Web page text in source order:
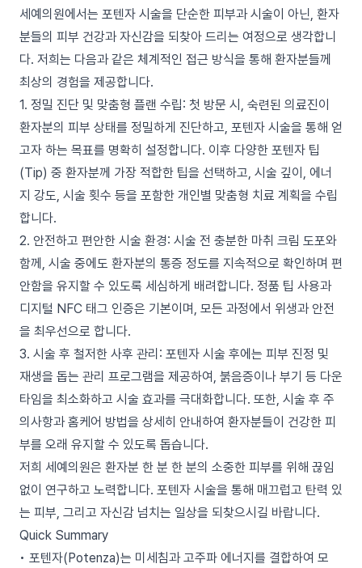
세예의원에서는 포텐자 시술을 단순한 피부과 시술이 아닌, 환자
분들의 피부 건강과 자신감을 되찾아 드리는 여정으로 생각합니
다. 저희는 다음과 같은 체계적인 접근 방식을 통해 환자분들께
최상의 경험을 제공합니다.
1. 정밀 진단 및 맞춤형 플랜 수립: 첫 방문 시, 숙련된 의료진이
환자분의 피부 상태를 정밀하게 진단하고, 포텐자 시술을 통해 얻
고자 하는 목표를 명확히 설정합니다. 이후 다양한 포텐자 팁
(Tip) 중 환자분께 가장 적합한 팁을 선택하고, 시술 깊이, 에너
지 강도, 시술 횟수 등을 포함한 개인별 맞춤형 치료 계획을 수립
합니다.
2. 안전하고 편안한 시술 환경: 시술 전 충분한 마취 크림 도포와
함께, 시술 중에도 환자분의 통증 정도를 지속적으로 확인하며 편
안함을 유지할 수 있도록 세심하게 배려합니다. 정품 팁 사용과
디지털 NFC 태그 인증은 기본이며, 모든 과정에서 위생과 안전
을 최우선으로 합니다.
3. 시술 후 철저한 사후 관리: 포텐자 시술 후에는 피부 진정 및
재생을 돕는 관리 프로그램을 제공하여, 붉음증이나 부기 등 다운
타임을 최소화하고 시술 효과를 극대화합니다. 또한, 시술 후 주
의사항과 홈케어 방법을 상세히 안내하여 환자분들이 건강한 피
부를 오래 유지할 수 있도록 돕습니다.
저희 세예의원은 환자분 한 분 한 분의 소중한 피부를 위해 끊임
없이 연구하고 노력합니다. 포텐자 시술을 통해 매끄럽고 탄력 있
는 피부, 그리고 자신감 넘치는 일상을 되찾으시길 바랍니다.
Quick Summary
• 포텐자(Potenza)는 미세침과 고주파 에너지를 결합하여 모